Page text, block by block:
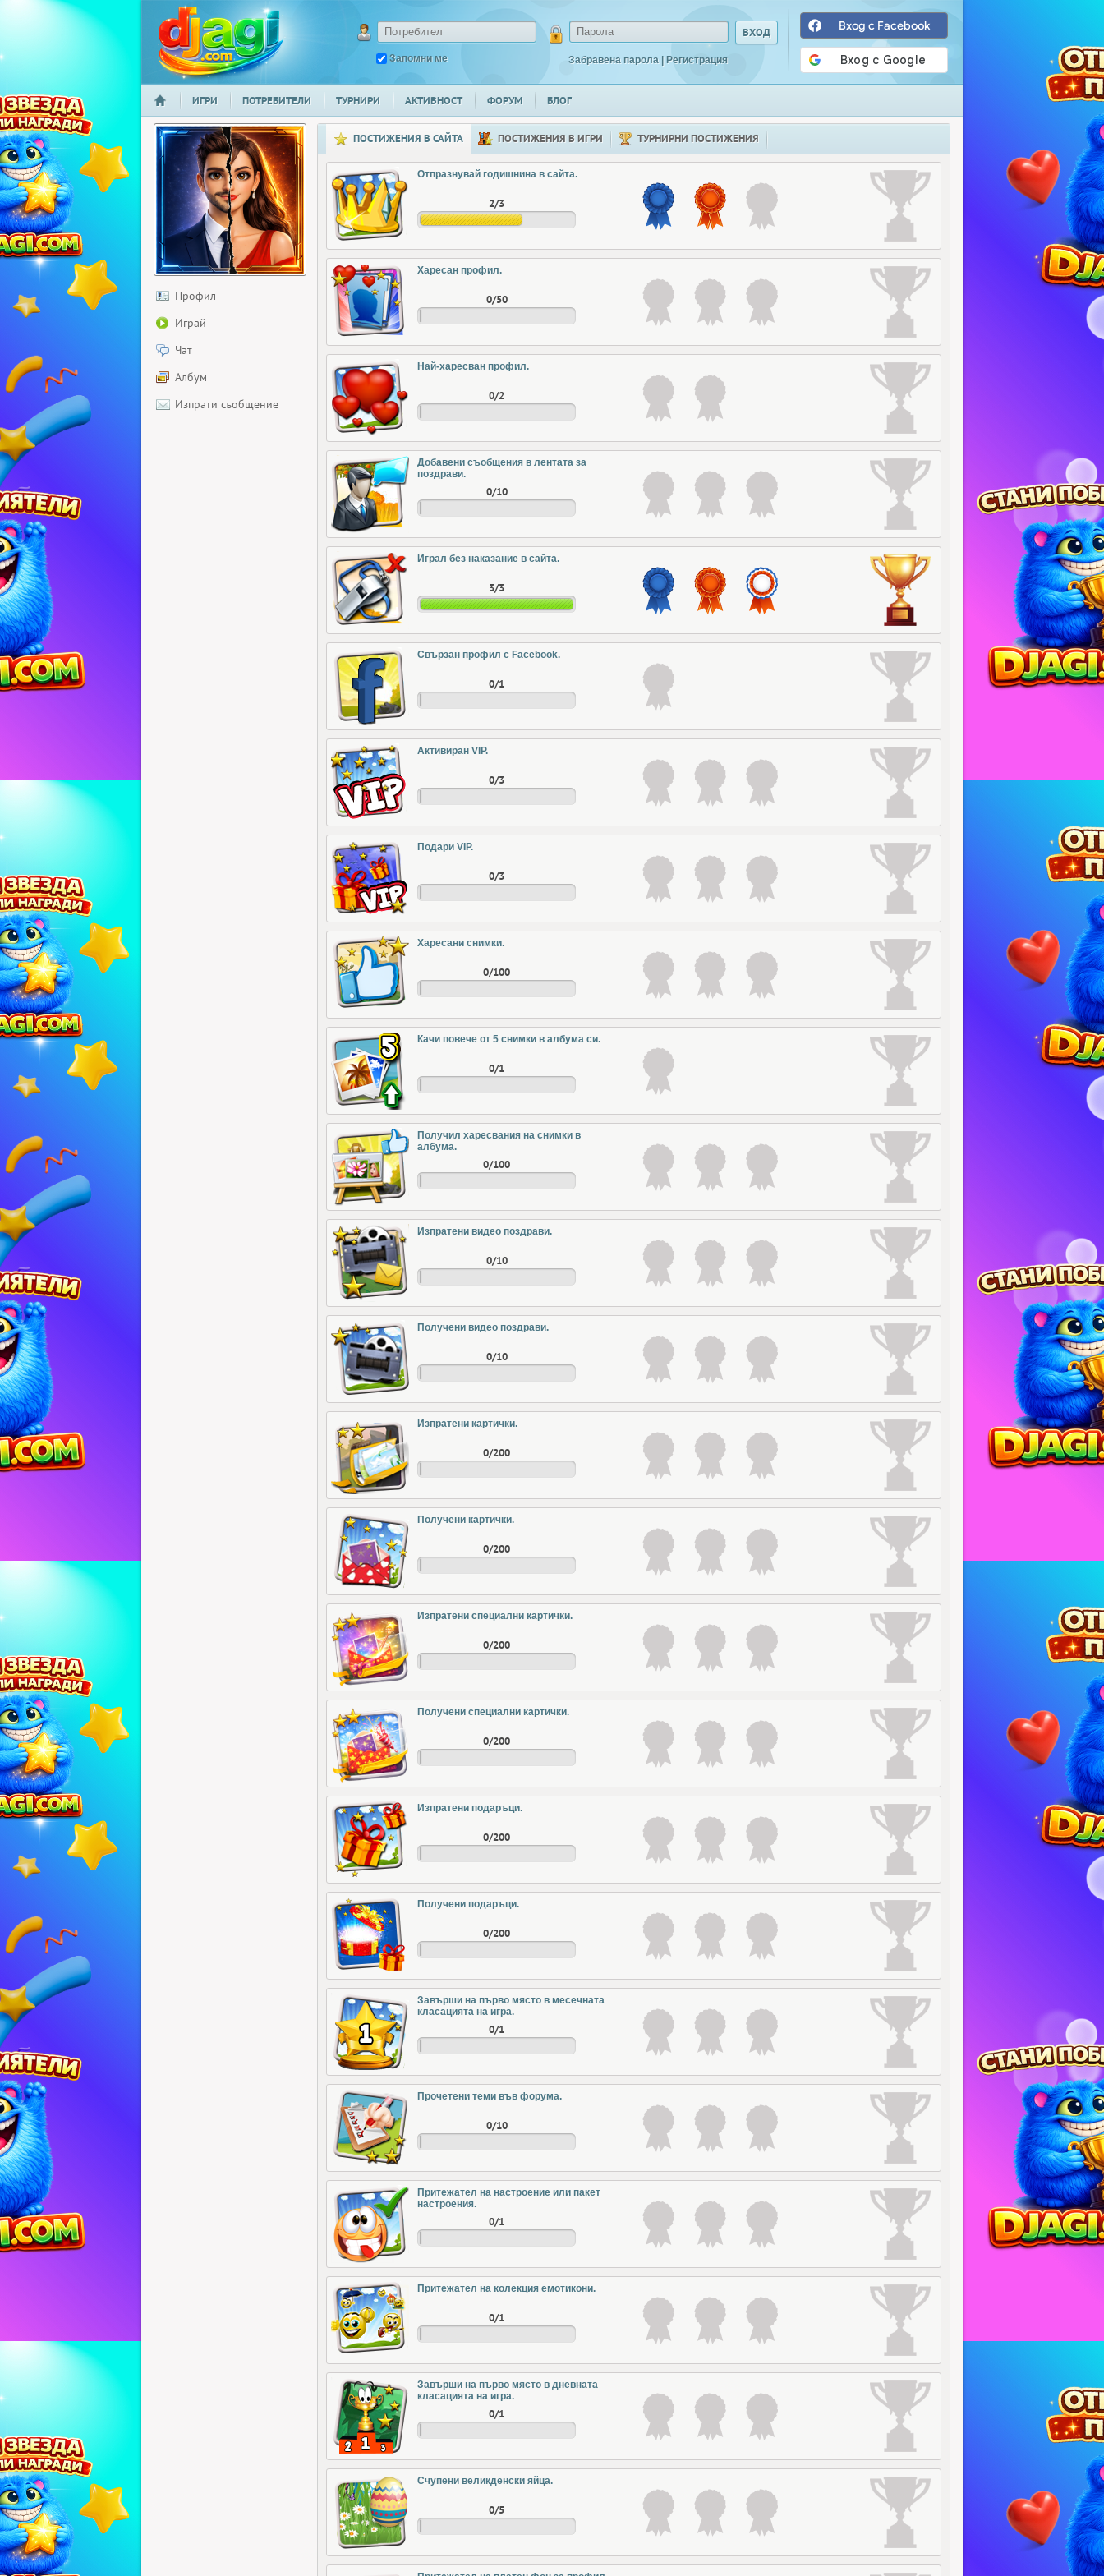
djagi.com
Запомни ме Забравена парола | Регистрация
Вход с Facebook
НАЧАЛО
ИГРИ ПОТРЕБИТЕЛИ ТУРНИРИ АКТИВНОСТ ФОРУМ БЛОГ
Профил
Играй
Чат
Албум
Изпрати съобщение
ПОСТИЖЕНИЯ В САЙТА ПОСТИЖЕНИЯ В ИГРИ ТУРНИРНИ ПОСТИЖЕНИЯ
Отпразнувай годишнина в сайта.
2/3
Харесан профил.
0/50
Най-харесван профил.
0/2
Добавени съобщения в лентата за
поздрави.
0/10
Играл без наказание в сайта.
3/3
Свързан профил с Facebook.
0/1
Активиран VIP.
0/3
Подари VIP.
0/3
Харесани снимки.
0/100
Качи повече от 5 снимки в албума си.
0/1
Получил харесвания на снимки в
албума.
0/100
Изпратени видео поздрави.
0/10
Получени видео поздрави.
0/10
Изпратени картички.
0/200
Получени картички.
0/200
Изпратени специални картички.
0/200
Получени специални картички.
0/200
Изпратени подаръци.
0/200
Получени подаръци.
0/200
Завърши на първо място в месечната
класацията на игра.
0/1
Прочетени теми във форума.
0/10
Притежател на настроение или пакет
настроения.
0/1
Притежател на колекция емотикони.
0/1
Завърши на първо място в дневната
класацията на игра.
0/1
Счупени великденски яйца.
0/5